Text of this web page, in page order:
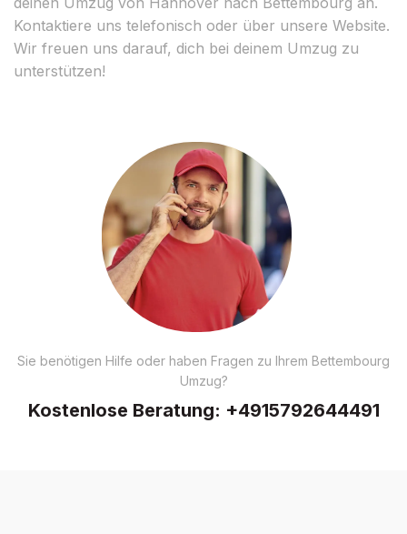
Kontaktiere uns telefonisch oder über unsere Website.
Wir freuen uns darauf, dich bei deinem Umzug zu
unterstützen!
Sie benötigen Hilfe oder haben Fragen zu Ihrem Bettembourg
Umzug?
Kostenlose Beratung: +4915792644491